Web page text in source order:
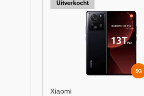
Uitverkocht
Xiaomi